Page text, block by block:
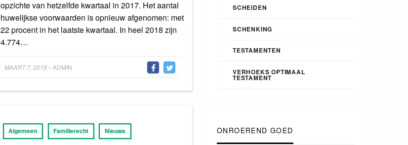
opzichte van hetzelfde kwartaal in 2017. Het aantal
huwelijkse voorwaarden is opnieuw afgenomen: met
22 procent in het laatste kwartaal. In heel 2018 zijn
4.774…
Posted
MAART 7, 2019 • ADMIN
Algemeen Familierecht Nieuws
SCHEIDEN
SCHENKING
TESTAMENTEN
VERHOEKS OPTIMAAL
TESTAMENT
ONROEREND GOED